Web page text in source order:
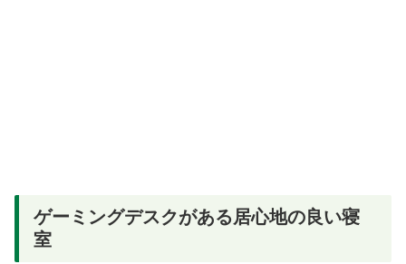
ゲーミングデスクがある居心地の良い寝
室